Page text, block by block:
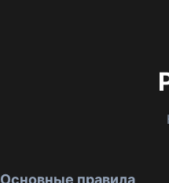
Основные правила